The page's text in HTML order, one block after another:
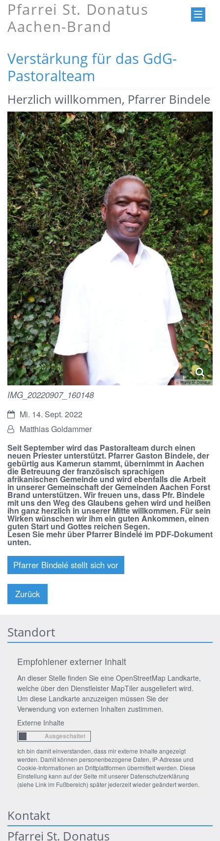
Pfarrei St. Donatus
Aachen-Brand
Verstärkung für das GdG-
Pastoralteam
Herzlich willkommen, Pfarrer Bindele
© Pfarre St. Donatus
IMG_20220907_160148
Datum:Mi. 14. Sept. 2022
Von:Matthias Goldammer
Seit September wird das Pastoralteam durch einen
neuen Priester unterstützt. Pfarrer Gaston Bindele, der
gebürtig aus Kamerun stammt, übernimmt in Aachen
die Betreuung der französisch sprachigen
afrikanischen Gemeinde und wird ebenfalls die Arbeit
in unserer Gemeinschaft der Gemeinden Aachen Forst
Brand unterstützen. Wir freuen uns, dass Pfr. Bindele
mit uns den Weg des Glaubens gehen wird und heißen
ihn ganz herzlich in unserer Mitte willkommen. Für sein
Wirken wünschen wir ihm ein guten Ankommen, einen
guten Start und Gottes reichen Segen.
Lesen Sie mehr über Pfarrer Bindelé im PDF-Dokument
unten.
Pfarrer Bindelé stellt sich vor
Zurück
Standort
Empfohlener externer Inhalt
An dieser Stelle finden Sie eine OpenStreetMap Landkarte,
welche über den Dienstleister MapTiler ausgeliefert wird.
Um diese Landkarte anzuzeigen müssen Sie der
Verwendung von externen Inhalten zustimmen.
Externe Inhalte
Ich bin damit einverstanden, dass mir externe Inhalte angezeigt
werden. Damit können personenbezogene Daten, IP-Adresse und
Cookie-Informationen an Drittplattformen übermittelt werden. Diese
Einstellung kann auf der Seite mit unserer Datenschutzerklärung
(siehe Link im Fußbereich) später jederzeit wieder geändert werden.
Kontakt
Pfarrei St. Donatus